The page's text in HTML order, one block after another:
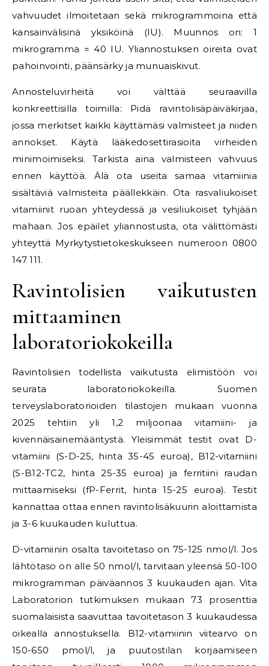
vahvuudet ilmoitetaan sekä mikrogrammoina että
kansainvälisinä yksiköinä (IU). Muunnos on: 1
mikrogramma = 40 IU. Yliannostuksen oireita ovat
pahoinvointi, päänsärky ja munuaiskivut.
Annosteluvirheitä voi välttää seuraavilla
konkreettisilla toimilla: Pidä ravintolisäpäiväkirjaa,
jossa merkitset kaikki käyttämäsi valmisteet ja niiden
annokset. Käytä lääkedosettirasioita virheiden
minimoimiseksi. Tarkista aina valmisteen vahvuus
ennen käyttöä. Älä ota useita samaa vitamiinia
sisältäviä valmisteita päällekkäin. Ota rasvaliukoiset
vitamiinit ruoan yhteydessä ja vesiliukoiset tyhjään
mahaan. Jos epäilet yliannostusta, ota välittömästi
yhteyttä Myrkytystietokeskukseen numeroon 0800
147 111.
Ravintolisien vaikutusten
mittaaminen
laboratoriokokeilla
Ravintolisien todellista vaikutusta elimistöön voi
seurata laboratoriokokeilla. Suomen
terveyslaboratorioiden tilastojen mukaan vuonna
2025 tehtiin yli 1,2 miljoonaa vitamiini- ja
kivennäisainemääritystä. Yleisimmät testit ovat D-
vitamiini (S-D-25, hinta 35-45 euroa), B12-vitamiini
(S-B12-TC2, hinta 25-35 euroa) ja ferritiini raudan
mittaamiseksi (fP-Ferrit, hinta 15-25 euroa). Testit
kannattaa ottaa ennen ravintolisäkuurin aloittamista
ja 3-6 kuukauden kuluttua.
D-vitamiinin osalta tavoitetaso on 75-125 nmol/l. Jos
lähtötaso on alle 50 nmol/l, tarvitaan yleensä 50-100
mikrogramman päiväannos 3 kuukauden ajan. Vita
Laboratorion tutkimuksen mukaan 73 prosenttia
suomalaisista saavuttaa tavoitetason 3 kuukaudessa
oikealla annostuksella. B12-vitamiinin viitearvo on
150-650 pmol/l, ja puutostilan korjaamiseen